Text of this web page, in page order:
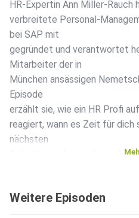
HR-Expertin Ann Miller-
verbreitete Personal-
bei SAP mit
gegründet und verantwortet
Mitarbeiter der in
München ansässigen
Episode
erzählt sie, wie ein HR Profi
reagiert, wann es Zeit für dich
nächsten
Schritt zu gehen und wie du
findest du Ann
Weitere Episoden